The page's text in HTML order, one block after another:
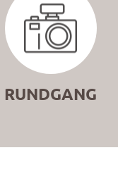
RUNDGANG